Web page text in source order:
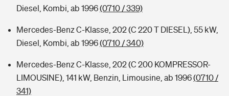
Diesel, Kombi, ab 1996(0710 / 339)
Mercedes-Benz C-Klasse, 202 (C 220 T DIESEL), 55 kW,
Diesel, Kombi, ab 1996(0710 / 340)
Mercedes-Benz C-Klasse, 202 (C 200 KOMPRESSOR-
LIMOUSINE), 141 kW, Benzin, Limousine, ab 1996(0710 /
341)